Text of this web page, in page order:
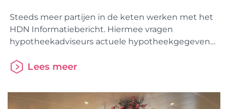
Steeds meer partijen in de keten werken met het
HDN Informatiebericht. Hiermee vragen
hypotheekadviseurs actuele hypotheekgegevens
aangesloten aanbieders nu deze service. Genoeg
Stater medewerkers, die ervoor hebben gezorgd
dat Actief Klantbeheer beschikbaar is, te feliciteren.
Lees meer